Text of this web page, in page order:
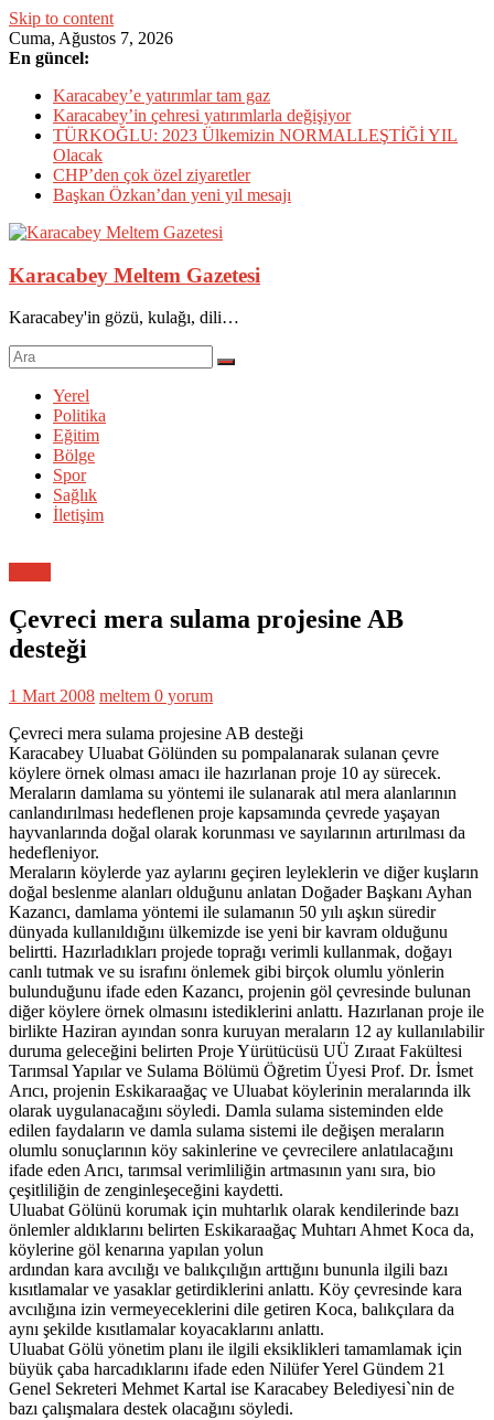
Skip to content
Cuma, Ağustos 7, 2026
En güncel:
Karacabey’e yatırımlar tam gaz
Karacabey’in çehresi yatırımlarla değişiyor
TÜRKOĞLU: 2023 Ülkemizin NORMALLEŞTİĞİ YIL
Olacak
CHP’den çok özel ziyaretler
Başkan Özkan’dan yeni yıl mesajı
Karacabey Meltem Gazetesi
Karacabey'in gözü, kulağı, dili…
Yerel
Politika
Eğitim
Bölge
Spor
Sağlık
İletişim
Çevreci mera sulama projesine AB
desteği
1 Mart 2008 meltem 0 yorum
Çevreci mera sulama projesine AB desteği
Karacabey Uluabat Gölünden su pompalanarak sulanan çevre
köylere örnek olması amacı ile hazırlanan proje 10 ay sürecek.
Meraların damlama su yöntemi ile sulanarak atıl mera alanlarının
canlandırılması hedeflenen proje kapsamında çevrede yaşayan
hayvanlarında doğal olarak korunması ve sayılarının artırılması da
hedefleniyor.
Meraların köylerde yaz aylarını geçiren leyleklerin ve diğer kuşların
doğal beslenme alanları olduğunu anlatan Doğader Başkanı Ayhan
Kazancı, damlama yöntemi ile sulamanın 50 yılı aşkın süredir
dünyada kullanıldığını ülkemizde ise yeni bir kavram olduğunu
belirtti. Hazırladıkları projede toprağı verimli kullanmak, doğayı
canlı tutmak ve su israfını önlemek gibi birçok olumlu yönlerin
bulunduğunu ifade eden Kazancı, projenin göl çevresinde bulunan
diğer köylere örnek olmasını istediklerini anlattı. Hazırlanan proje ile
birlikte Haziran ayından sonra kuruyan meraların 12 ay kullanılabilir
duruma geleceğini belirten Proje Yürütücüsü UÜ Zıraat Fakültesi
Tarımsal Yapılar ve Sulama Bölümü Öğretim Üyesi Prof. Dr. İsmet
Arıcı, projenin Eskikaraağaç ve Uluabat köylerinin meralarında ilk
olarak uygulanacağını söyledi. Damla sulama sisteminden elde
edilen faydaların ve damla sulama sistemi ile değişen meraların
olumlu sonuçlarının köy sakinlerine ve çevrecilere anlatılacağını
ifade eden Arıcı, tarımsal verimliliğin artmasının yanı sıra, bio
çeşitliliğin de zenginleşeceğini kaydetti.
Uluabat Gölünü korumak için muhtarlık olarak kendilerinde bazı
önlemler aldıklarını belirten Eskikaraağaç Muhtarı Ahmet Koca da,
köylerine göl kenarına yapılan yolun
ardından kara avcılığı ve balıkçılığın arttığını bununla ilgili bazı
kısıtlamalar ve yasaklar getirdiklerini anlattı. Köy çevresinde kara
avcılığına izin vermeyeceklerini dile getiren Koca, balıkçılara da
aynı şekilde kısıtlamalar koyacaklarını anlattı.
Uluabat Gölü yönetim planı ile ilgili eksiklikleri tamamlamak için
büyük çaba harcadıklarını ifade eden Nilüfer Yerel Gündem 21
Genel Sekreteri Mehmet Kartal ise Karacabey Belediyesi`nin de
bazı çalışmalara destek olacağını söyledi.